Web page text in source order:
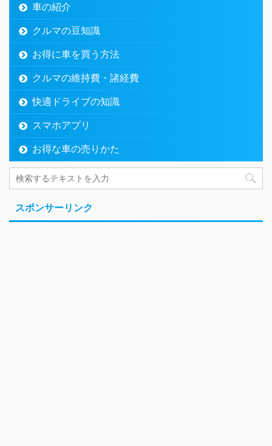
車の紹介
クルマの豆知識
お得に車を買う方法
クルマの維持費・諸経費
快適ドライブの知識
スマホアプリ
お得な車の売りかた
スポンサーリンク